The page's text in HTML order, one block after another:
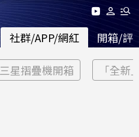
社群/APP/網紅 開箱/評
三星摺疊機開箱 「全新